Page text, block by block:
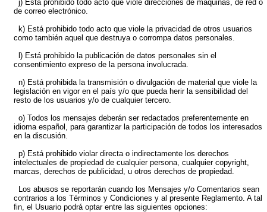
j) Está prohibido todo acto que viole direcciones de máquinas, de red o
de correo electrónico.
k) Está prohibido todo acto que viole la privacidad de otros usuarios
como también aquel que destruya o corrompa datos personales.
l) Está prohibido la publicación de datos personales sin el
consentimiento expreso de la persona involucrada.
n) Está prohibida la transmisión o divulgación de material que viole la
legislación en vigor en el país y/o que pueda herir la sensibilidad del
resto de los usuarios y/o de cualquier tercero.
o) Todos los mensajes deberán ser redactados preferentemente en
idioma español, para garantizar la participación de todos los interesados
en la discusión.
p) Está prohibido violar directa o indirectamente los derechos
intelectuales de propiedad de cualquier persona, cualquier copyright,
marcas, derechos de publicidad, u otros derechos de propiedad.
Los abusos se reportarán cuando los Mensajes y/o Comentarios sean
contrarios a los Términos y Condiciones y al presente Reglamento. A tal
fin, el Usuario podrá optar entre las siguientes opciones: